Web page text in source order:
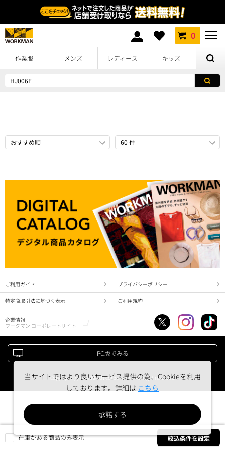
0
作業服 メンズ レディース キッズ
在庫がある商品のみ表示 絞込条件を設定
ご利用ガイド プライバシーポリシー
特定商取引法に基づく表示 ご利用規約
企業情報
ワークマン コーポレートサイト
PC版でみる
Copyright (c) WORKMAN corporation. All right reserved.
当サイトではより良いサービス提供の為、Cookieを利用
しております。詳細は こちら
承諾する